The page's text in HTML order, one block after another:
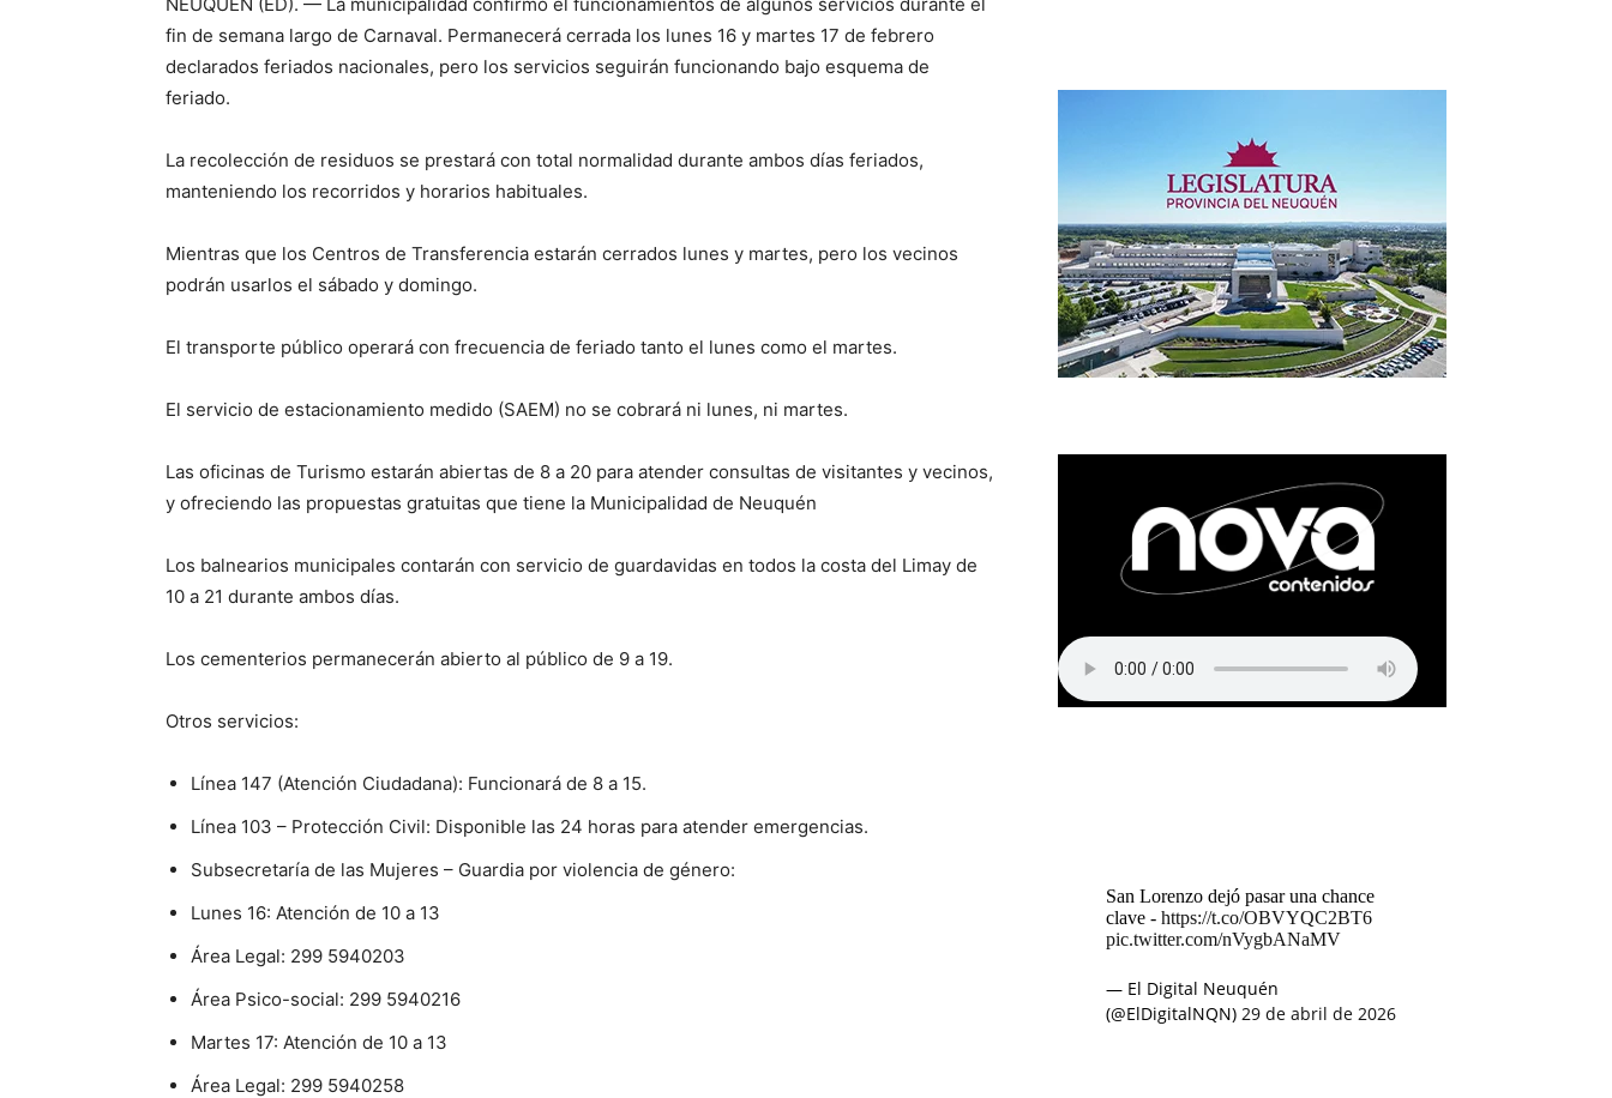
fin de semana largo de Carnaval. Permanecerá cerrada los lunes 16 y martes 17 de febrero
declarados feriados nacionales, pero los servicios seguirán funcionando bajo esquema de
feriado.
La recolección de residuos se prestará con total normalidad durante ambos días feriados,
manteniendo los recorridos y horarios habituales.
Mientras que los Centros de Transferencia estarán cerrados lunes y martes, pero los vecinos
podrán usarlos el sábado y domingo.
El transporte público operará con frecuencia de feriado tanto el lunes como el martes.
El servicio de estacionamiento medido (SAEM) no se cobrará ni lunes, ni martes.
Las oficinas de Turismo estarán abiertas de 8 a 20 para atender consultas de visitantes y vecinos,
y ofreciendo las propuestas gratuitas que tiene la Municipalidad de Neuquén
Los balnearios municipales contarán con servicio de guardavidas en todos la costa del Limay de
10 a 21 durante ambos días.
Los cementerios permanecerán abierto al público de 9 a 19.
Otros servicios:
Línea 147 (Atención Ciudadana): Funcionará de 8 a 15.
Línea 103 – Protección Civil: Disponible las 24 horas para atender emergencias.
Subsecretaría de las Mujeres – Guardia por violencia de género:
Lunes 16: Atención de 10 a 13
Área Legal: 299 5940203
Área Psico-social: 299 5940216
Martes 17: Atención de 10 a 13
Área Legal: 299 5940258
San Lorenzo dejó pasar una chance
clave - https://t.co/OBVYQC2BT6
pic.twitter.com/nVygbANaMV
— El Digital Neuquén
(@ElDigitalNQN) 29 de abril de 2026